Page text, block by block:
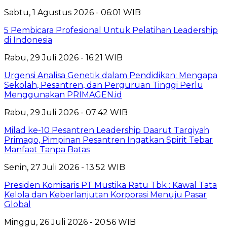
Sabtu, 1 Agustus 2026 - 06:01 WIB
5 Pembicara Profesional Untuk Pelatihan Leadership
di Indonesia
Rabu, 29 Juli 2026 - 16:21 WIB
Urgensi Analisa Genetik dalam Pendidikan: Mengapa
Sekolah, Pesantren, dan Perguruan Tinggi Perlu
Menggunakan PRIMAGEN.id
Rabu, 29 Juli 2026 - 07:42 WIB
Milad ke-10 Pesantren Leadership Daarut Tarqiyah
Primago, Pimpinan Pesantren Ingatkan Spirit Tebar
Manfaat Tanpa Batas
Senin, 27 Juli 2026 - 13:52 WIB
Presiden Komisaris PT Mustika Ratu Tbk : Kawal Tata
Kelola dan Keberlanjutan Korporasi Menuju Pasar
Global
Minggu, 26 Juli 2026 - 20:56 WIB